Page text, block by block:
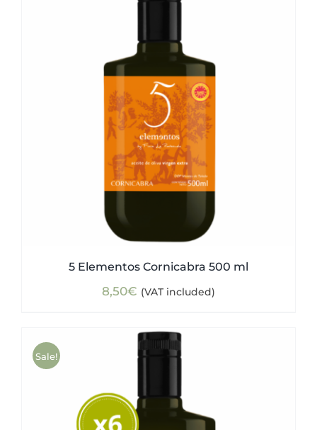
5 Elementos Cornicabra 500 ml
8,50€ (VAT included)
Sale!